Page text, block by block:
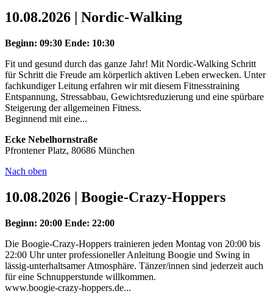
10.08.2026 | Nordic-Walking
Beginn: 09:30 Ende: 10:30
Fit und gesund durch das ganze Jahr! Mit Nordic-Walking Schritt
für Schritt die Freude am körperlich aktiven Leben erwecken. Unter
fachkundiger Leitung erfahren wir mit diesem Fitnesstraining
Entspannung, Stressabbau, Gewichtsreduzierung und eine spürbare
Steigerung der allgemeinen Fitness.
Beginnend mit eine...
Ecke Nebelhornstraße
Pfrontener Platz, 80686 München
Nach oben
10.08.2026 | Boogie-Crazy-Hoppers
Beginn: 20:00 Ende: 22:00
Die Boogie-Crazy-Hoppers trainieren jeden Montag von 20:00 bis
22:00 Uhr unter professioneller Anleitung Boogie und Swing in
lässig-unterhaltsamer Atmosphäre. Tänzer/innen sind jederzeit auch
für eine Schnupperstunde willkommen.
www.boogie-crazy-hoppers.de...